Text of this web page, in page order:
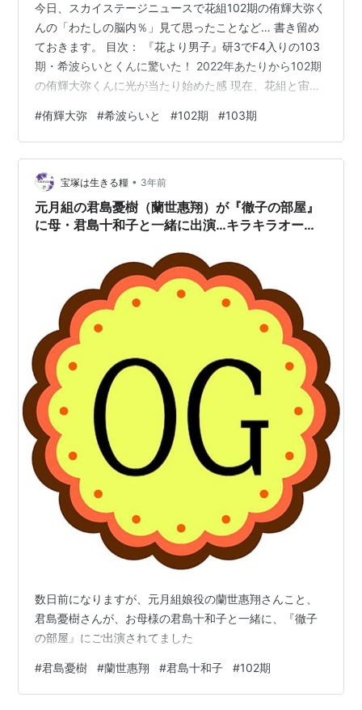
今日、スカイステージニュースで花組102期の侑輝大弥く
んの「わたしの脳内％」見て思ったことなど… 書き留め
ておきます。 目次： 『花より男子』研3でF4入りの103
期・希波らいとくんに驚いた！ 2022年あたりから102期
の侑輝大弥くんに光が当たり始めた感 現在、花組と宙組
人だから切磋琢磨できる 『花より男子』研3でF4入りの
103期・希波らいとくんに驚いた！ 研3で西門総二郎とい
う目立つお役をもらったらいとくん、大抜擢でした。 あ
れから、いつもいいところで使われているらいとくん
に、花組の将来を託すのかな？と思っていました。 コロ
ナ後の久し…
#侑輝大弥 #希波らいと #102期 #103期
宝塚は生きる糧 • 3年前
元月組の君島憂樹（蘭世惠翔）が『徹子の部屋』
に母・君島十和子と一緒に出演…キラキラオーラ
数日前になりますが、元月組娘役の蘭世惠翔さんこと、
君島憂樹さんが、お母様の君島十和子と一緒に、『徹子
の部屋』にご出演されてました
#君島憂樹 #蘭世惠翔 #君島十和子 #102期